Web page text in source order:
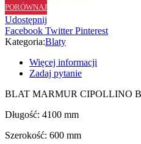
PORÓWNAJ
Udostępnij
Facebook Twitter Pinterest
Kategoria:Blaty
Więcej informacji
Zadaj pytanie
BLAT MARMUR CIPOLLINO
Długość: 4100 mm
Szerokość: 600 mm